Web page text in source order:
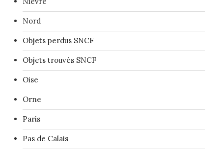
Nord
Objets perdus SNCF
Objets trouvés SNCF
Oise
Orne
Paris
Pas de Calais